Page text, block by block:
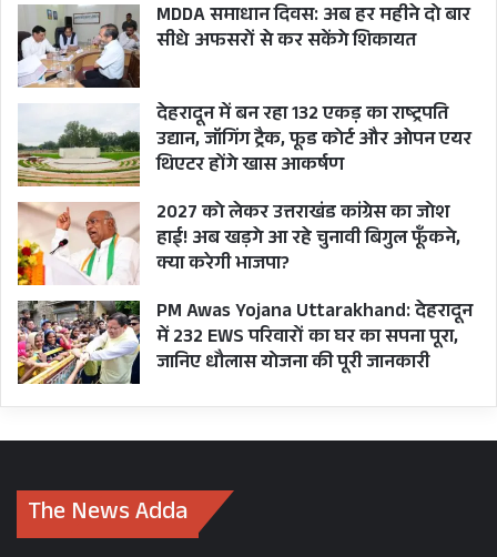
MDDA समाधान दिवस: अब हर महीने दो बार
सीधे अफसरों से कर सकेंगे शिकायत
देहरादून में बन रहा 132 एकड़ का राष्ट्रपति
उद्यान, जॉगिंग ट्रैक, फूड कोर्ट और ओपन एयर
थिएटर होंगे खास आकर्षण
2027 को लेकर उत्तराखंड कांग्रेस का जोश
हाई! अब खड़गे आ रहे चुनावी बिगुल फूँकने,
क्या करेगी भाजपा?
PM Awas Yojana Uttarakhand: देहरादून
में 232 EWS परिवारों का घर का सपना पूरा,
जानिए धौलास योजना की पूरी जानकारी
The News Adda